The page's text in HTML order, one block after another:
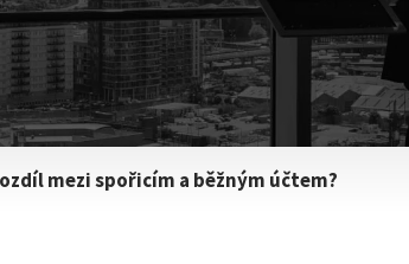
mezi spořicím a běžným účtem?